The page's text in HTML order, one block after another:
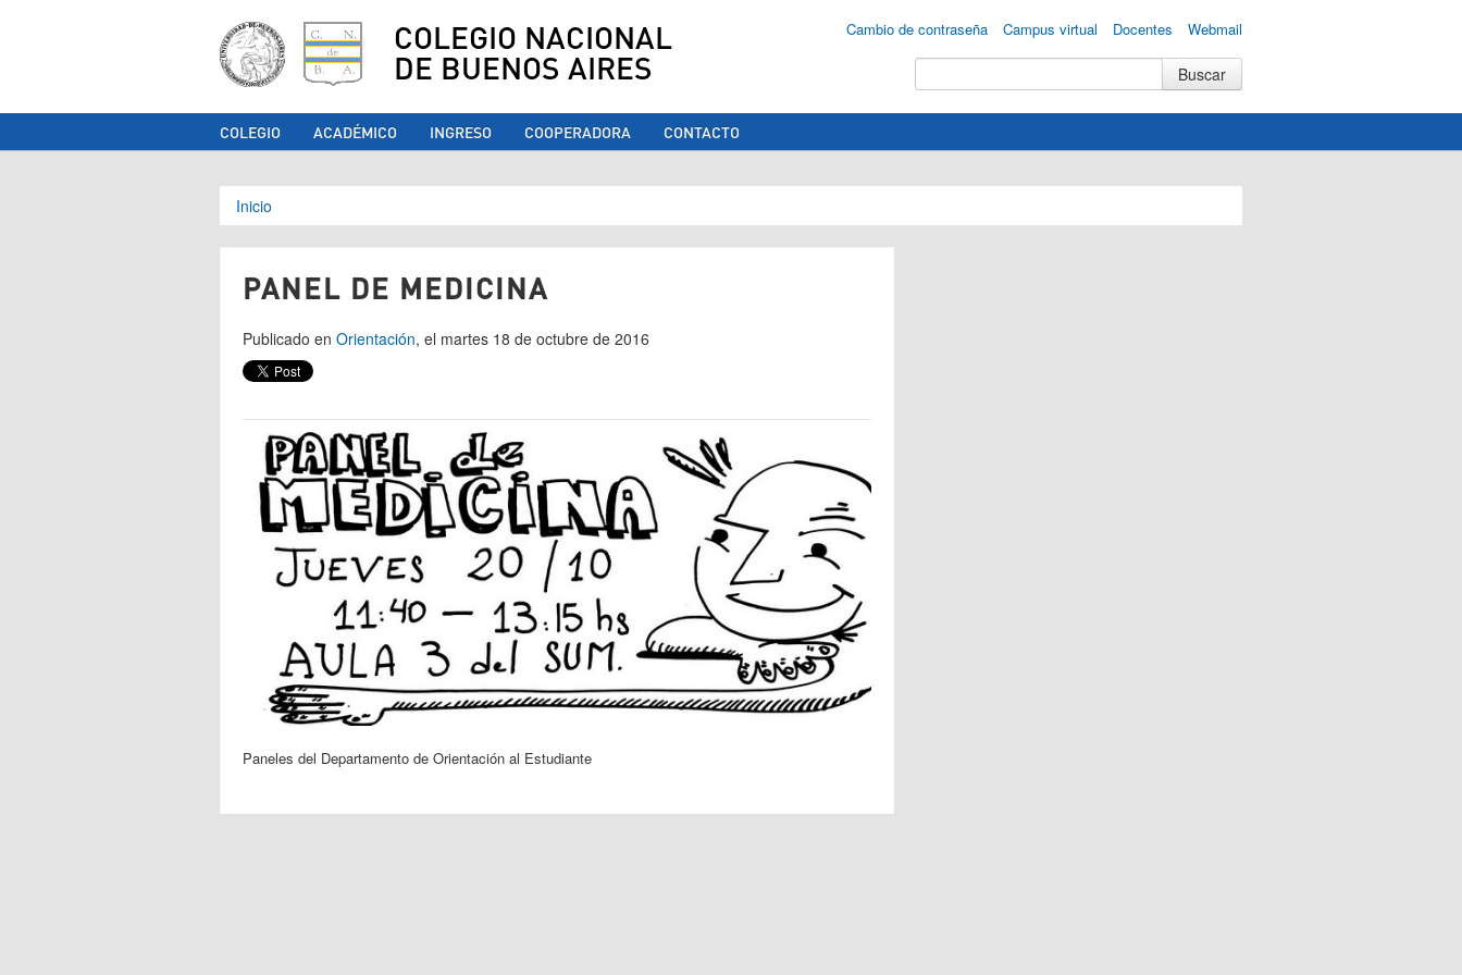
COLEGIO NACIONAL
DE BUENOS AIRES
Cambio de contraseña Campus virtual Docentes Webmail
COLEGIO ACADÉMICO INGRESO COOPERADORA CONTACTO
Se encuentra usted aquí
Inicio
PANEL DE MEDICINA
Publicado en Orientación, el martes 18 de octubre de 2016
Paneles del Departamento de Orientación al Estudiante